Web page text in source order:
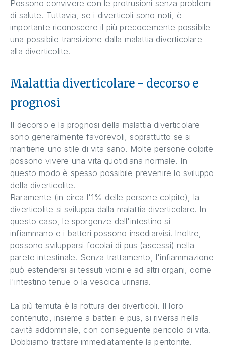
Possono convivere con le protrusioni senza problemi
di salute. Tuttavia, se i diverticoli sono noti, è
importante riconoscere il più precocemente possibile
una possibile transizione dalla malattia diverticolare
alla diverticolite.
Malattia diverticolare - decorso e
prognosi
Il decorso e la prognosi della malattia diverticolare
sono generalmente favorevoli, soprattutto se si
mantiene uno stile di vita sano. Molte persone colpite
possono vivere una vita quotidiana normale. In
questo modo è spesso possibile prevenire lo sviluppo
della diverticolite.
Raramente (in circa l'1% delle persone colpite), la
diverticolite si sviluppa dalla malattia diverticolare. In
questo caso, le sporgenze dell'intestino si
infiammano e i batteri possono insediarvisi. Inoltre,
possono svilupparsi focolai di pus (ascessi) nella
parete intestinale. Senza trattamento, l'infiammazione
può estendersi ai tessuti vicini e ad altri organi, come
l'intestino tenue o la vescica urinaria.
La più temuta è la rottura dei diverticoli. Il loro
contenuto, insieme a batteri e pus, si riversa nella
cavità addominale, con conseguente pericolo di vita!
Dobbiamo trattare immediatamente la peritonite.